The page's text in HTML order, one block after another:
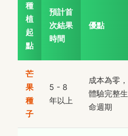
種
植
起
點
預計首
次結果
時間
優點
芒
果
種
子
5 - 8
年以上
成本為零，
體驗完整生
命週期